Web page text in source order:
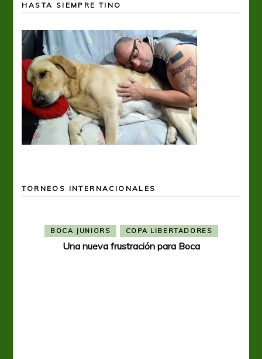
HASTA SIEMPRE TINO
TORNEOS INTERNACIONALES
BOCA JUNIORS COPA LIBERTADORES
Una nueva frustración para Boca